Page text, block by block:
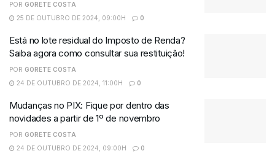
POR GORETE COSTA
25 DE OUTUBRO DE 2024, 09:00H
0
Está no lote residual do Imposto de Renda?
Saiba agora como consultar sua restituição!
POR GORETE COSTA
24 DE OUTUBRO DE 2024, 11:00H
0
Mudanças no PIX: Fique por dentro das
novidades a partir de 1º de novembro
POR GORETE COSTA
24 DE OUTUBRO DE 2024, 09:00H
0